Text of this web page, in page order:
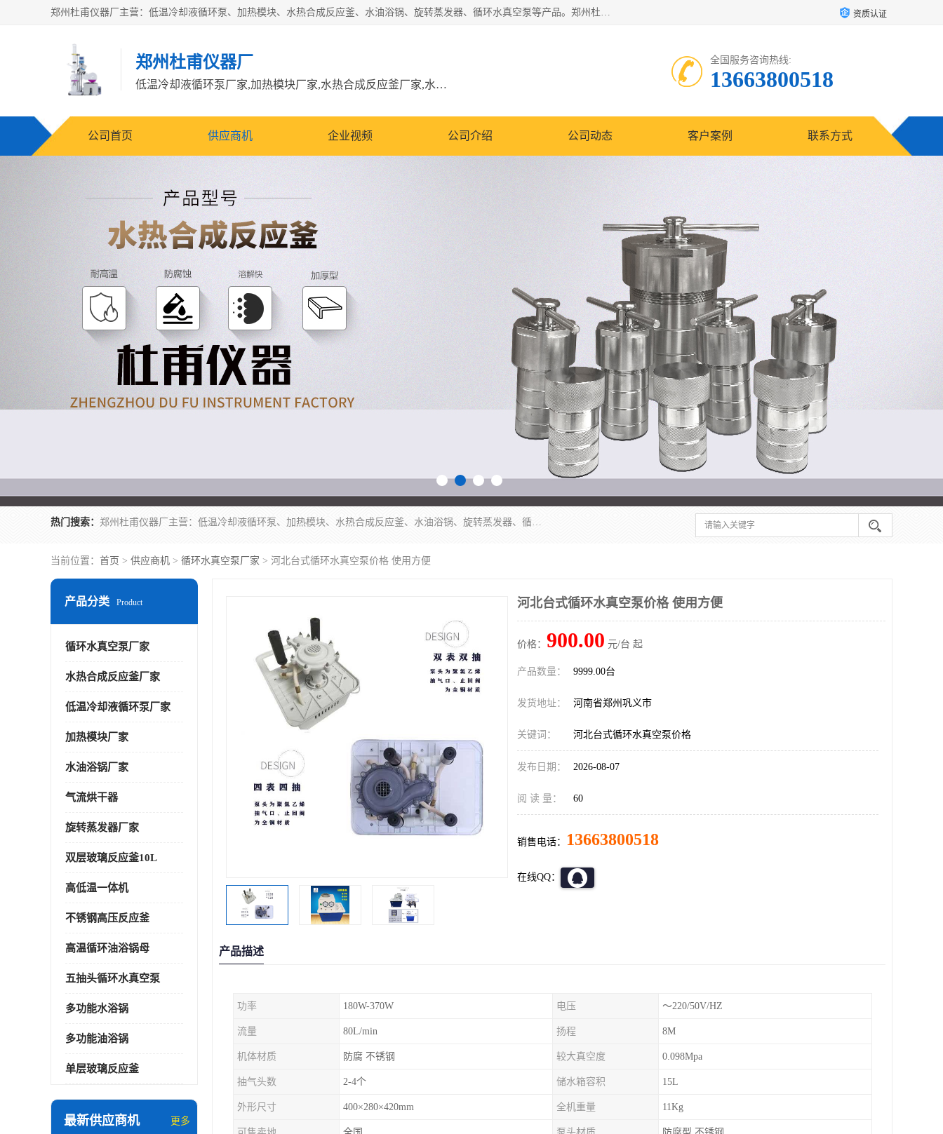
郑州杜甫仪器厂主营：低温冷却液循环泵、加热模块、水热合成反应釜、水油浴锅、旋转蒸发器、循环水真空泵等产品。郑州杜甫仪器厂在众多的教学仪器行业中依靠科技力量扬长避短、迅速发展，成为国家教委*生产教学仪器的厂家，产品具有国内良好水平，主导产品通过ISO9002质量认证。 资质认证
郑州杜甫仪器厂
低温冷却液循环泵厂家,加热模块厂家,水热合成反应釜厂家,水油浴锅厂家,旋转蒸发器厂家
全国服务咨询热线:
13663800518
公司首页 供应商机 企业视频 公司介绍 公司动态 客户案例 联系方式
热门搜索： 郑州杜甫仪器厂主营：低温冷却液循环泵、加热模块、水热合成反应釜、水油浴锅、旋转蒸发器、循环水真空泵等产品。郑州杜甫仪器厂在众多的教学仪器行业中依靠科技力量扬长避短、迅速发展，成为国家教委*生产教学仪器的厂家，产品具有国内良好水平，主导产品通过ISO9002质量认证。
当前位置： 首页 > 供应商机 > 循环水真空泵厂家 > 河北台式循环水真空泵价格 使用方便
产品分类 Product
循环水真空泵厂家
水热合成反应釜厂家
低温冷却液循环泵厂家
加热模块厂家
水油浴锅厂家
气流烘干器
旋转蒸发器厂家
双层玻璃反应釜10L
高低温一体机
不锈钢高压反应釜
高温循环油浴锅母
五抽头循环水真空泵
多功能水浴锅
多功能油浴锅
单层玻璃反应釜
最新供应商机 更多
河北台式循环水真空泵价格 使用方便
价格： 900.00 元/台 起
产品数量： 9999.00台
发货地址： 河南省郑州巩义市
关键词： 河北台式循环水真空泵价格
发布日期： 2026-08-07
阅 读 量： 60
销售电话： 13663800518
在线QQ：
产品描述
功率 180W-370W 电压 ～220/50V/HZ
流量 80L/min 扬程 8M
机体材质 防腐 不锈钢 较大真空度 0.098Mpa
抽气头数 2-4个 储水箱容积 15L
外形尺寸 400×280×420mm 全机重量 11Kg